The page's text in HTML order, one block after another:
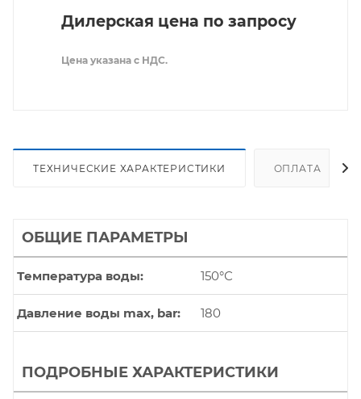
Дилерская цена по запросу
Цена указана с НДС.
ТЕХНИЧЕСКИЕ ХАРАКТЕРИСТИКИ ОПЛАТА
ОБЩИЕ ПАРАМЕТРЫ
Температура воды 150°С
Давление воды max, bar 180
ПОДРОБНЫЕ ХАРАКТЕРИСТИКИ